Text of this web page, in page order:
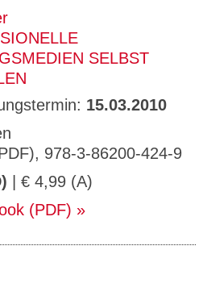
SELBST
15.03.2010
978-3-86200-424-9
| € 4,99 (A)
(PDF)